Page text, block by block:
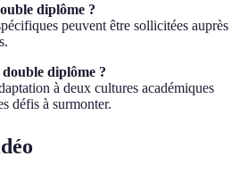
diplôme ?
peuvent être sollicitées auprès
diplôme ?
à deux cultures académiques
défis à surmonter.